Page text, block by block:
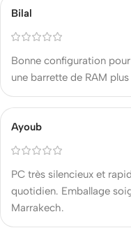
Bilal
Bonne configuration
une barrette de RAM
Ayoub
PC très silencieux et
quotidien. Emballage
Marrakech.